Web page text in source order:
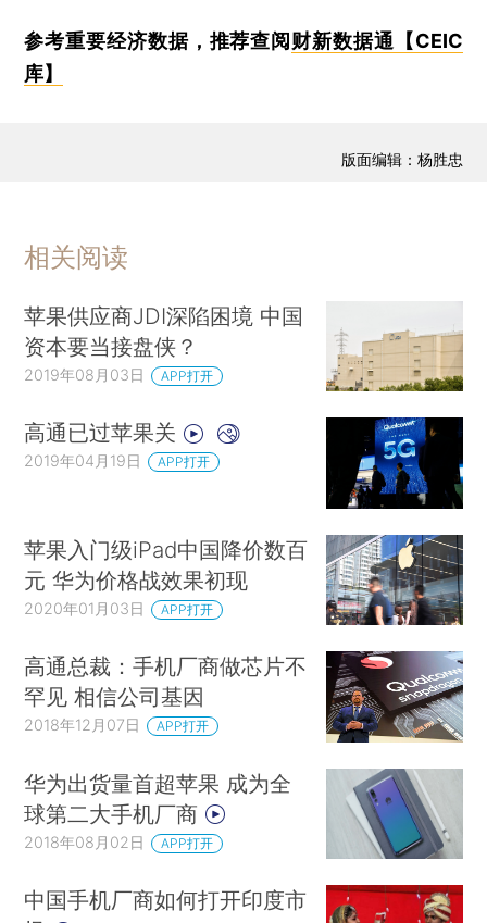
参考重要经济数据，推荐查阅 财新数据通【CEIC
库】
版面编辑：杨胜忠
相关阅读
苹果供应商JDI深陷困境 中国
资本要当接盘侠？
2019年08月03日 APP打开
高通已过苹果关
2019年04月19日 APP打开
苹果入门级iPad中国降价数百
元 华为价格战效果初现
2020年01月03日 APP打开
高通总裁：手机厂商做芯片不
罕见 相信公司基因
2018年12月07日 APP打开
华为出货量首超苹果 成为全
球第二大手机厂商
2018年08月02日 APP打开
中国手机厂商如何打开印度市